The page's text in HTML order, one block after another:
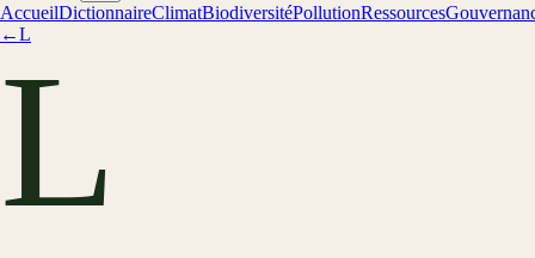
AccueilDictionnaireClimatBiodiversitéPollutionRessources
←L
L